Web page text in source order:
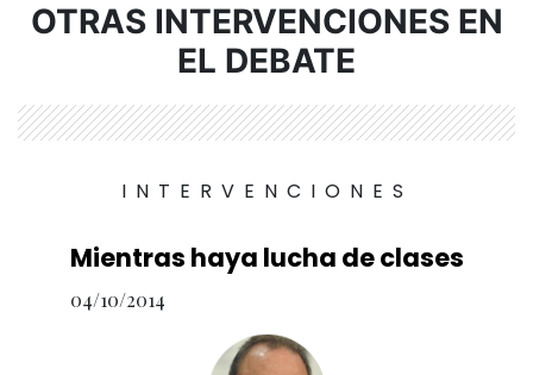
OTRAS INTERVENCIONES EN
EL DEBATE
INTERVENCIONES
Mientras haya lucha de clases
04/10/2014